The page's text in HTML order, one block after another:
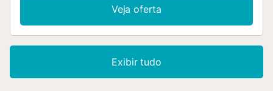
Veja oferta
Exibir tudo